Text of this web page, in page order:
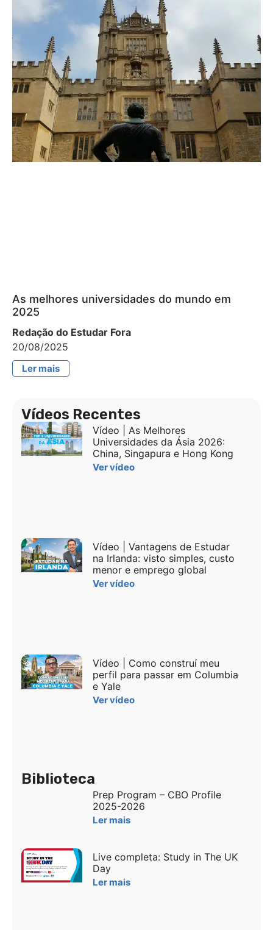
As melhores universidades do mundo em
2025
Redação do Estudar Fora
20/08/2025
Ler mais
Vídeos Recentes
Vídeo | As Melhores
Universidades da Ásia 2026:
China, Singapura e Hong Kong
Ver vídeo
Vídeo | Vantagens de Estudar
na Irlanda: visto simples, custo
menor e emprego global
Ver vídeo
Vídeo | Como construí meu
perfil para passar em Columbia
e Yale
Ver vídeo
Biblioteca
Prep Program – CBO Profile
2025-2026
Ler mais
Live completa: Study in The UK
Day
Ler mais